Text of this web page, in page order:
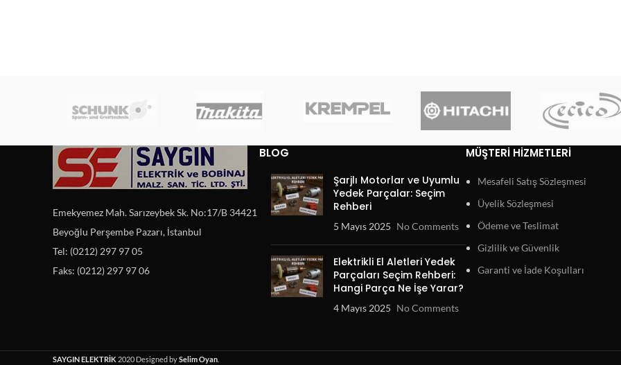
Emekyemez Mah. Sarızeybek Sk. No:17/B 34421
Beyoğlu Perşembe Pazarı, İstanbul
Tel: (0212) 297 97 05
Faks: (0212) 297 97 06
BLOG
Şarjlı Motorlar ve Uyumlu
Yedek Parçalar: Seçim
Rehberi
5 Mayıs 2025 No Comments
Elektrikli El Aletleri Yedek
Parçaları Seçim Rehberi:
Hangi Parça Ne İşe Yarar?
4 Mayıs 2025 No Comments
MÜŞTERI HIZMETLERI
Mesafeli Satış Sözleşmesi
Üyelik Sözleşmesi
Ödeme ve Teslimat
Gizlilik ve Güvenlik
Garanti ve İade Koşulları
SAYGIN ELEKTRİK 2020 Designed bySelim Oyan